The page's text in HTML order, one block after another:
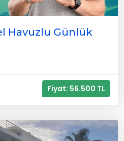
Havuzlu Günlük
Fiyat: 56.500 TL